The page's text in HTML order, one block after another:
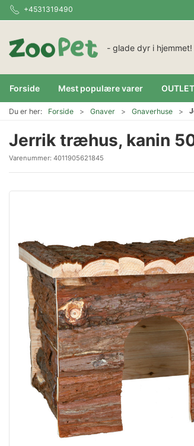
+4531319490
- glade dyr i hjemmet!
Forside Mest populære varer OUTLET
Du er her: Forside Gnaver Gnaverhuse
Jerrik træhus, kanin
Varenummer: 4011905621845